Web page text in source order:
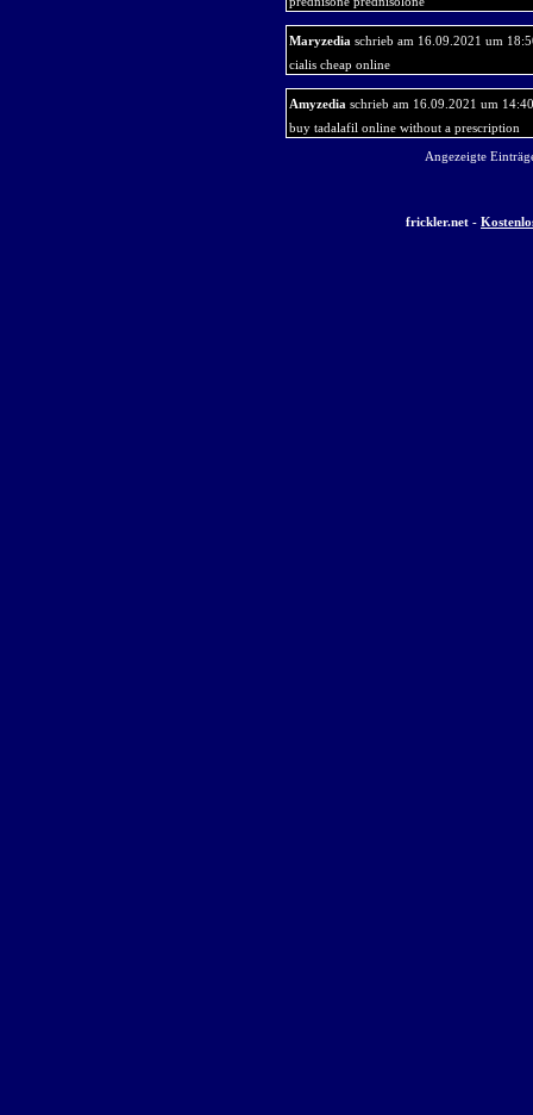
Maryzedia schrieb am 16.09.2021 um
cialis cheap online
Amyzedia schrieb am 16.09.2021 um
buy tadalafil online without a prescription
Angezeigte
frickler.net -